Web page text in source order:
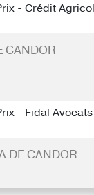
- Crédit
CANDOR
- Fidal
DE CANDOR